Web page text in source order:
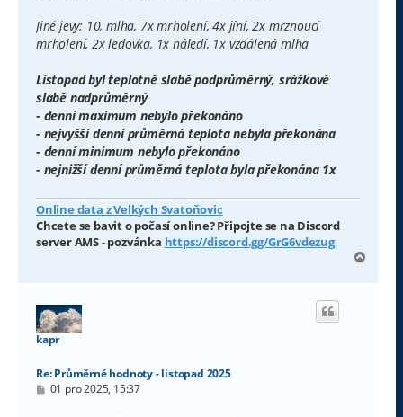
Jiné jevy: 10, mlha, 7x mrholení, 4x jíní, 2x mrznoucí
mrholení, 2x ledovka, 1x náledí, 1x vzdálená mlha
Listopad byl teplotně slabě podprůměrný, srážkově
slabě nadprůměrný
- denní maximum nebylo překonáno
- nejvyšší denní průměrná teplota nebyla překonána
- denní minimum nebylo překonáno
- nejnižší denní průměrná teplota byla překonána 1x
Online data z Velkých Svatoňovic
Chcete se bavit o počasí online? Připojte se na Discord
server AMS - pozvánka https://discord.gg/GrG6vdezug
h
kapr
Re: Průměrné hodnoty - listopad 2025
P01 pro 2025, 15:37